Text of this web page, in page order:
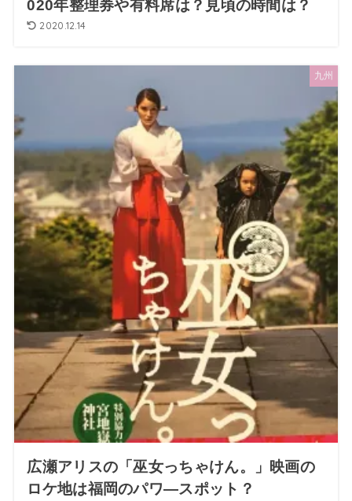
020年整理券や有料席は？見頃の時間は？
2020.12.14
九州
広瀬アリスの「巫女っちゃけん。」映画の
ロケ地は福岡のパワ―スポット？